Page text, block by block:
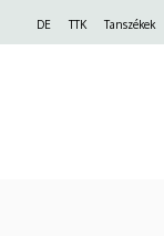
FelsőDE TTK Tanszékek